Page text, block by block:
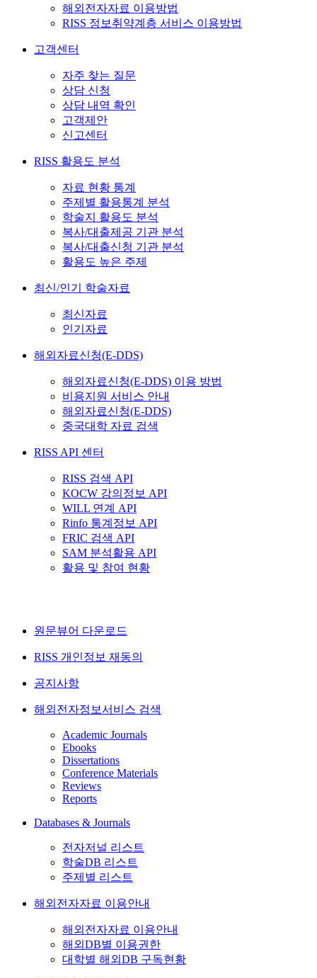
해외전자자료 이용방법
RISS 정보취약계층 서비스 이용방법
고객센터
자주 찾는 질문
상담 신청
상담 내역 확인
고객제안
신고센터
RISS 활용도 분석
자료 현황 통계
주제별 활용통계 분석
학술지 활용도 분석
복사/대출제공 기관 분석
복사/대출신청 기관 분석
활용도 높은 주제
최신/인기 학술자료
최신자료
인기자료
해외자료신청(E-DDS)
해외자료신청(E-DDS) 이용 방법
비용지원 서비스 안내
해외자료신청(E-DDS)
중국대학 자료 검색
RISS API 센터
RISS 검색 API
KOCW 강의정보 API
WILL 연계 API
Rinfo 통계정보 API
FRIC 검색 API
SAM 분석활용 API
활용 및 참여 현황
원문뷰어 다운로드
RISS 개인정보 재동의
공지사항
해외전자정보서비스 검색
Academic Journals
Ebooks
Dissertations
Conference Materials
Reviews
Reports
Databases & Journals
전자저널 리스트
학술DB 리스트
주제별 리스트
해외전자자료 이용안내
해외전자자료 이용안내
해외DB별 이용권한
대학별 해외DB 구독현황